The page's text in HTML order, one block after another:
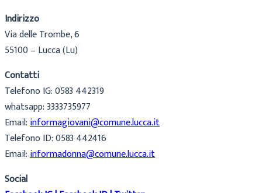
Indirizzo
Via delle Trombe, 6
55100 – Lucca (Lu)
Contatti
Telefono IG: 0583 442319
whatsapp: 3333735977
Email:informagiovani@comune.lucca.it
Telefono ID: 0583 442416
Email:informadonna@comune.lucca.it
Social